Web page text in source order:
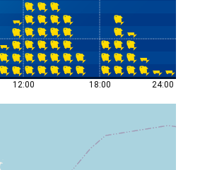
12:00 18:00 24:00